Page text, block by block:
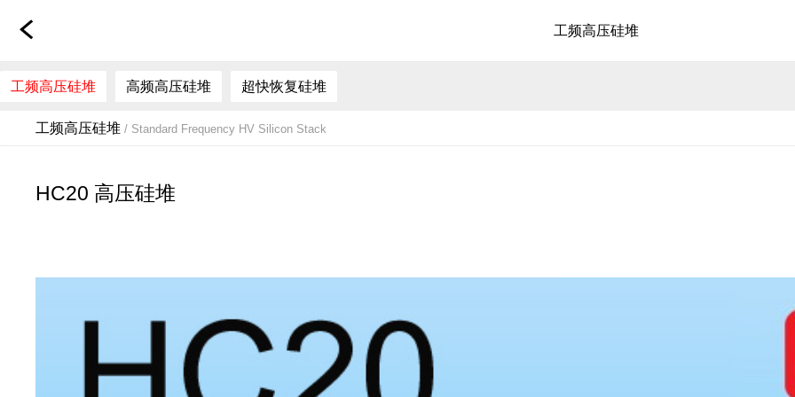
工频高压硅堆
工频高压硅堆 高频高压硅堆 超快恢复硅堆
工频高压硅堆/ Standard Frequency HV Silicon Stack
HC20 高压硅堆